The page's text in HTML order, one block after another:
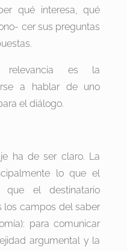
qué interesa, qué
cer sus preguntas
es la
a hablar de uno
el diálogo.
ha de ser claro. La
lo que el
el destinatario
los campos del saber
para comunicar
argumental y la